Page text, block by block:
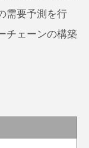
需要予測を行
チェーンの構築